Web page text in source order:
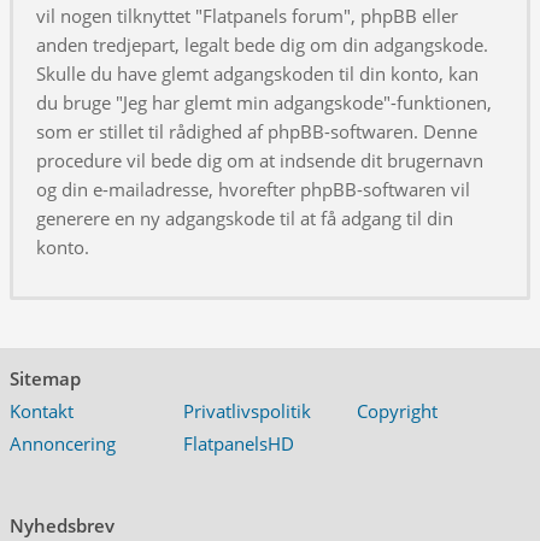
vil nogen tilknyttet "Flatpanels forum", phpBB eller
anden tredjepart, legalt bede dig om din adgangskode.
Skulle du have glemt adgangskoden til din konto, kan
du bruge "Jeg har glemt min adgangskode"-funktionen,
som er stillet til rådighed af phpBB-softwaren. Denne
procedure vil bede dig om at indsende dit brugernavn
og din e-mailadresse, hvorefter phpBB-softwaren vil
generere en ny adgangskode til at få adgang til din
konto.
Sitemap
Kontakt
Privatlivspolitik
Copyright
Annoncering
FlatpanelsHD
Nyhedsbrev